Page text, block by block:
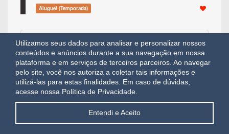
Utilizamos seus dados para analisar e personalizar nossos
conteúdos e anúncios durante a sua navegação em nossa
plataforma e em serviços de terceiros parceiros. Ao navegar
pelo site, você nos autoriza a coletar tais informações e
utilizá-las para estas finalidades. Em caso de dúvidas,
acesse nossa Política de Privacidade.
Entendi e Aceito
Aluguel (Temporada)
Apartamento 2 1
REF.: IMB1014